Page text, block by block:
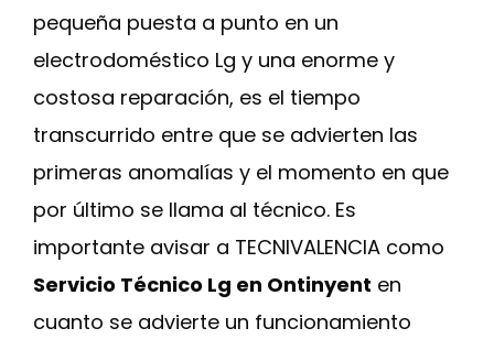
pequeña puesta a punto en un
electrodoméstico Lg y una enorme y
costosa reparación, es el tiempo
transcurrido entre que se advierten las
primeras anomalías y el momento en que
por último se llama al técnico. Es
importante avisar a TECNIVALENCIA como
Servicio Técnico Lg en Ontinyent en
cuanto se advierte un funcionamiento